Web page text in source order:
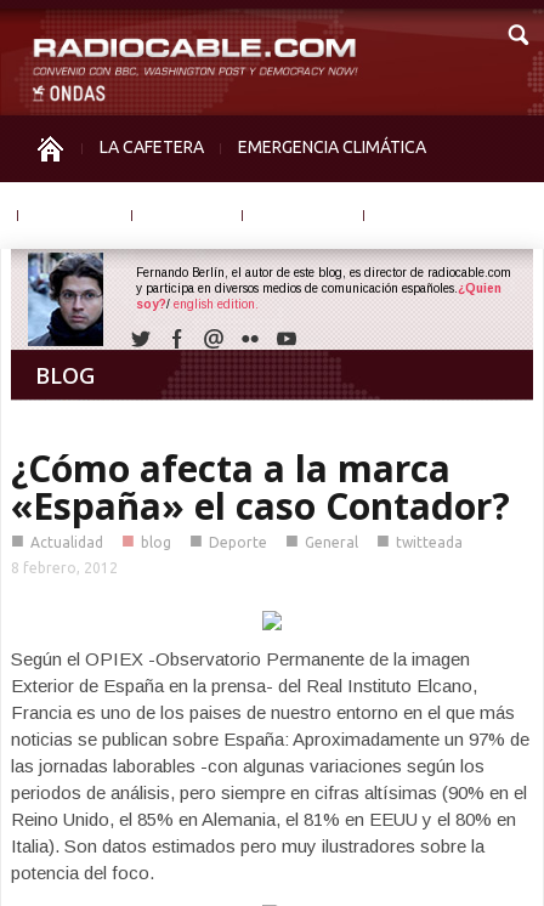
LA CAFETERA EMERGENCIA CLIMÁTICA
BLOG
Fernando Berlín, el autor de este blog, es director de radiocable.com
y participa en diversos medios de comunicación españoles. ¿Quien
soy?/ english edition.
¿Cómo afecta a la marca
«España» el caso Contador?
■ Actualidad ■ blog ■ Deporte ■ General ■ twitteada
8 febrero, 2012
Según el OPIEX -Observatorio Permanente de la imagen
Exterior de España en la prensa- del Real Instituto Elcano,
Francia es uno de los paises de nuestro entorno en el que más
noticias se publican sobre España: Aproximadamente un 97% de
las jornadas laborables -con algunas variaciones según los
periodos de análisis, pero siempre en cifras altísimas (90% en el
Reino Unido, el 85% en Alemania, el 81% en EEUU y el 80% en
Italia). Son datos estimados pero muy ilustradores sobre la
potencia del foco.